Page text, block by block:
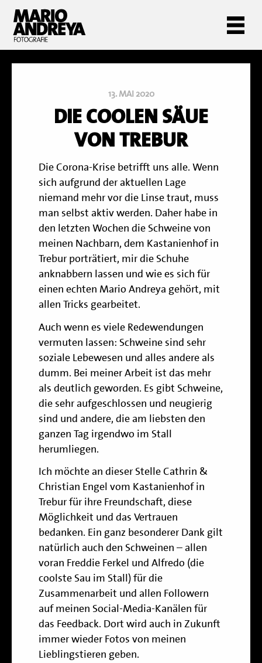
13. MAI 2020
DIE COOLEN SÄUE
VON TREBUR
Die Corona-Krise betrifft uns alle. Wenn
sich aufgrund der aktuellen Lage
niemand mehr vor die Linse traut, muss
man selbst aktiv werden. Daher habe in
den letzten Wochen die Schweine von
meinen Nachbarn, dem Kastanienhof in
Trebur porträtiert, mir die Schuhe
anknabbern lassen und wie es sich für
einen echten Mario Andreya gehört, mit
allen Tricks gearbeitet.
Auch wenn es viele Redewendungen
vermuten lassen: Schweine sind sehr
soziale Lebewesen und alles andere als
dumm. Bei meiner Arbeit ist das mehr
als deutlich geworden. Es gibt Schweine,
die sehr aufgeschlossen und neugierig
sind und andere, die am liebsten den
ganzen Tag irgendwo im Stall
herumliegen.
Ich möchte an dieser Stelle Cathrin &
Christian Engel vom Kastanienhof in
Treburfür ihre Freundschaft, diese
Möglichkeit und das Vertrauen
bedanken. Ein ganz besonderer Dank gilt
natürlich auch den Schweinen – allen
voran Freddie Ferkel und Alfredo (die
coolste Sau im Stall) für die
Zusammenarbeit und allen Followern
auf meinen Social-Media-Kanälen für
das Feedback. Dort wird auch in Zukunft
immer wieder Fotos von meinen
Lieblingstieren geben.